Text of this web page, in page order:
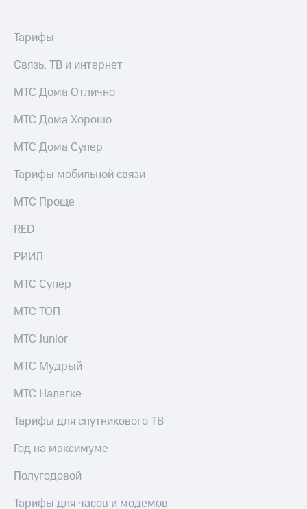
Контроль
аудит
акций
Описание
Программа
приобретения
выкупа
акций
Еврооблигации-2023
о
именных
Другое
Регистратор
Контакты
деловая этика
Тарифы
Связь, ТВ и интернет
МТС Дома Отлично
МТС Дома Хорошо
МТС Дома Супер
Тарифы мобильной связи
МТС Проще
RED
РИИЛ
МТС Супер
МТС ТОП
МТС Junior
МТС Мудрый
МТС Налегке
Тарифы для спутникового ТВ
Год на максимуме
Полугодовой
Тарифы для часов и модемов